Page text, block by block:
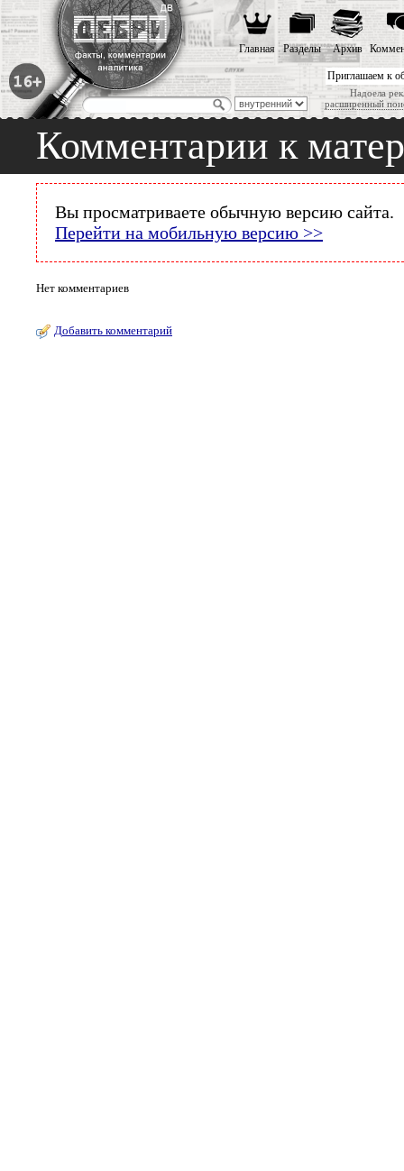
Приглашаем к
Надоела
расширенный
Главная Разделы Архив
Комментарии к
Вы просматриваете обычную версию сайта.
Перейти на мобильную версию >>
Нет комментариев
Добавить комментарий